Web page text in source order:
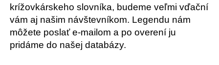
krížovkárskeho slovníka, budeme veľmi vďační
vám aj našim návštevníkom. Legendu nám
môžete poslať e-mailom a po overení ju
pridáme do našej databázy.